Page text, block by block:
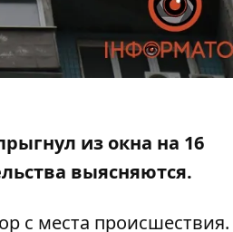
из окна на 16
выясняются.
с места происшествия.